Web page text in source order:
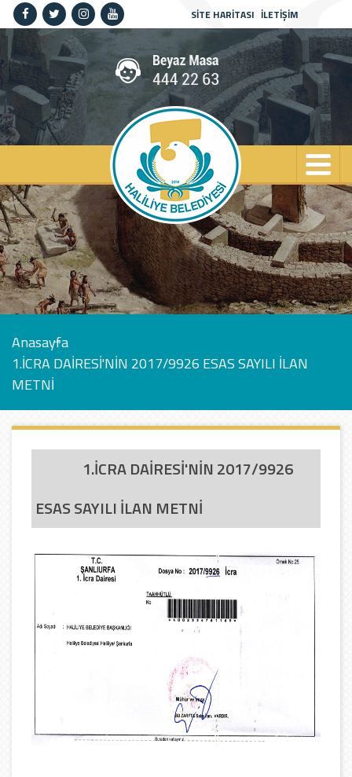
SİTE HARİTASI İLETİŞİM
Anasayfa
1.İCRA DAİRESİ'NİN 2017/9926 ESAS SAYILI İLAN
METNİ
1.İCRA DAİRESİ'NİN 2017/9926
ESAS SAYILI İLAN METNİ
Anasayfa
Kurumsal
Haliliye
Spor
Kültür
Sanat
Güncel
İletişim